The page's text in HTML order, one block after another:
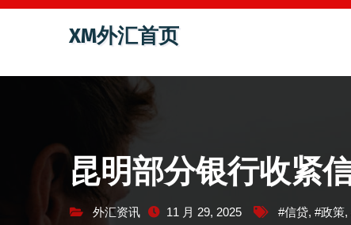
跳
容
XM外汇首页
昆明部分银行收紧
外汇资讯 11 月 29, 2025 #信贷, #政策,